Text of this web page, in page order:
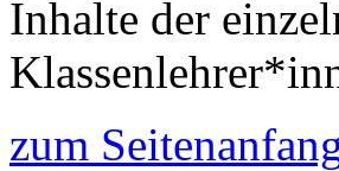
Inhalte der
zum